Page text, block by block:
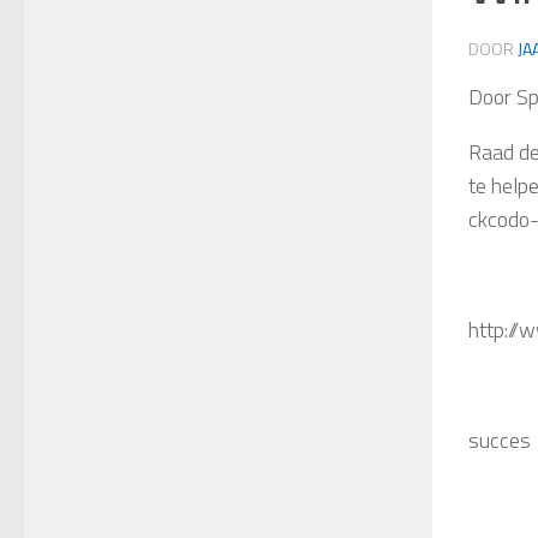
DOOR
Door
Raad
te
http://
succes